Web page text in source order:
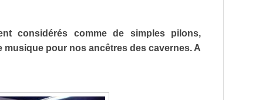
considérés comme de simples pilons,
pour nos ancêtres des cavernes. A